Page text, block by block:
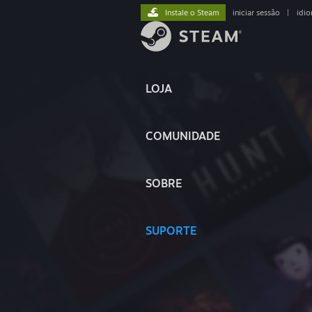
LOJA
COMUNIDADE
SOBRE
SUPORTE
Instale o Steam iniciar sessão